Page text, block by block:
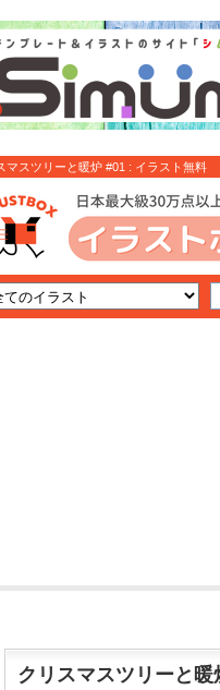
マスツリーと暖炉 #01 : イラスト無料
クリスマスツリーと暖